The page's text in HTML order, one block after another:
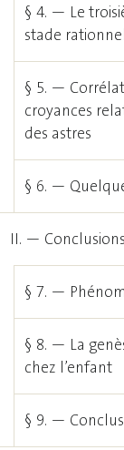
§ 4. — Le
stade rationnel
§ 5. —
croyances
des astres
§ 6. —
II. — Conclusions
§ 7. —
§ 8. — La
chez l’enfant
§ 9. —